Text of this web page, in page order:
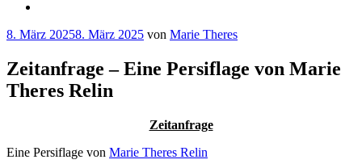
8. März 20258. März 2025 von Marie Theres
Zeitanfrage – Eine Persiflage von Marie
Theres Relin
Zeitanfrage
Eine Persiflage von Marie Theres Relin